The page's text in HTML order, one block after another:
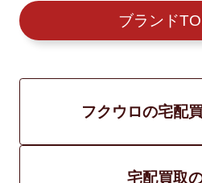
ブランド
フクウロの宅配
宅配買取